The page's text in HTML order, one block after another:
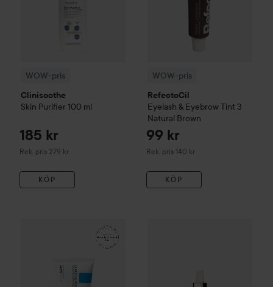
WOW-pris
Clinisoothe
Skin Purifier 100 ml
185 kr
Rek. pris 279 kr
Rekommenderat pris 279 kr
KÖP
WOW-pris
RefectoCil
Eyelash & Eyebrow Tint 3
Natural Brown
99 kr
Rek. pris 140 kr
Rekommenderat pris 140 kr
KÖP
La Roche-Posay